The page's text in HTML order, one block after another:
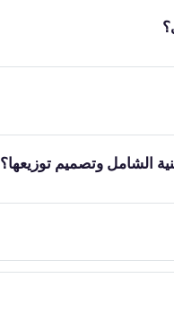
الشامل وتصميم توزيعها؟